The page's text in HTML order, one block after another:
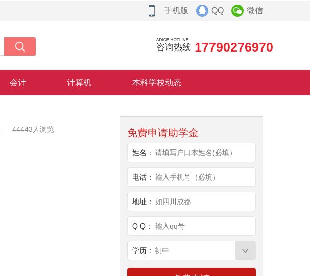
微信
QQ
手机版
咨询热线 17790276970
会计 计算机 本科学校动态
44443人浏览 免费申请助学金
姓名： 请填写户口本姓名(必填）
电话： 输入手机号（必填）
地址： 如四川成都
Q Q： 输入qq号
学历： 初中